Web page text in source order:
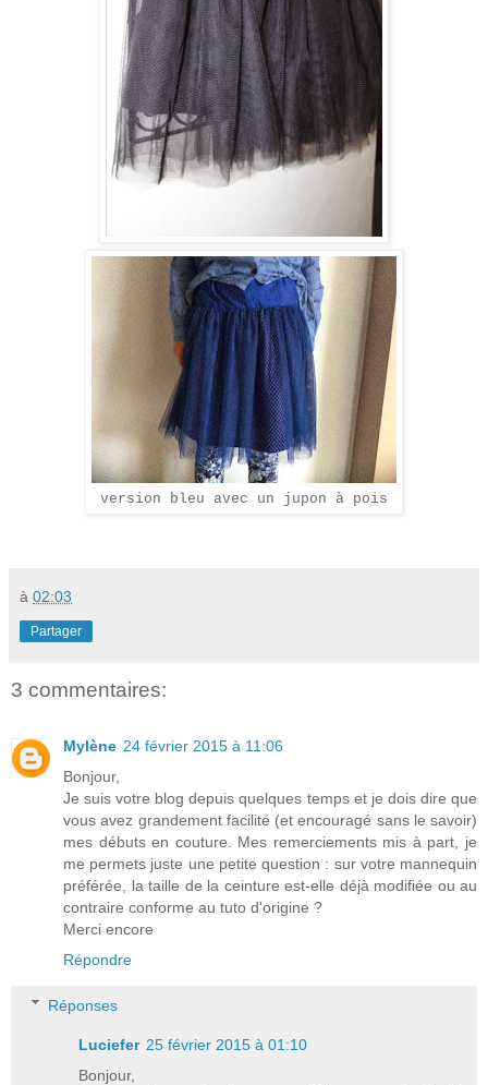
version bleu avec un jupon à pois
à 02:03
Partager
3 commentaires:
Mylène 24 février 2015 à 11:06
Bonjour,
Je suis votre blog depuis quelques temps et je dois dire que
vous avez grandement facilité (et encouragé sans le savoir)
mes débuts en couture. Mes remerciements mis à part, je
me permets juste une petite question : sur votre mannequin
préférée, la taille de la ceinture est-elle déjà modifiée ou au
contraire conforme au tuto d'origine ?
Merci encore
Répondre
Réponses
Luciefer 25 février 2015 à 01:10
Bonjour,